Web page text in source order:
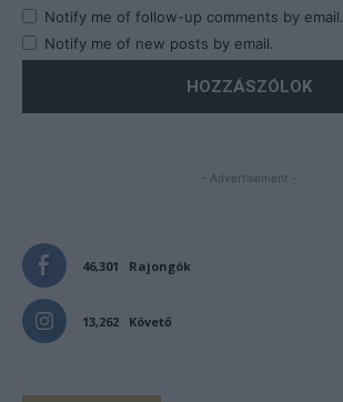
Notify me of follow-up comments by email.
Notify me of new posts by email.
- Advertisement -
46,301 Rajongók
13,262 Követő